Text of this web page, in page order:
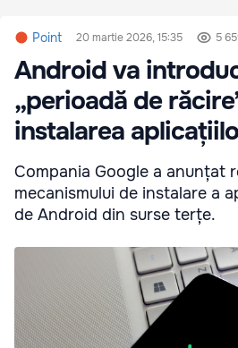
Point 20 martie 2026, 15:35 5
Android va
„perioadă de
instalarea
Compania Google a anunțat
mecanismului de instalare a
de Android din surse terțe.